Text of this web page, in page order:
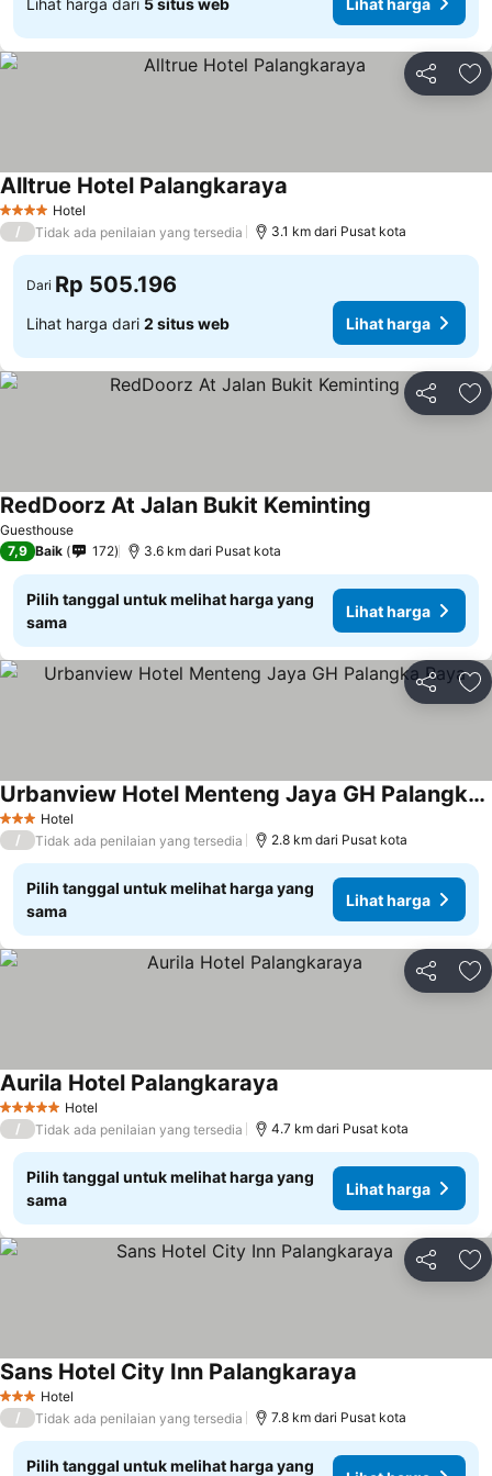
Bagikan
4 BintangHotel
Alltrue Hotel Palangkaraya
/ Tidak ada penilaian yang tersedia 3.1 km dari Pusat kota
Dari Rp 505.196
Lihat harga dari 2 situs web Lihat harga
Bagikan
Guesthouse
RedDoorz At Jalan Bukit Keminting
7,9 Baik 172 3.6 km dari Pusat kota
Pilih tanggal untuk melihat harga yang
sama
Lihat harga
Bagikan
3 BintangHotel
Urbanview Hotel Menteng Jaya GH Palangka Raya
/ Tidak ada penilaian yang tersedia 2.8 km dari Pusat kota
Pilih tanggal untuk melihat harga yang
sama
Lihat harga
Bagikan
5 Bintang Hotel
Aurila Hotel Palangkaraya
/ Tidak ada penilaian yang tersedia 4.7 km dari Pusat kota
Pilih tanggal untuk melihat harga yang
sama
Lihat harga
Bagikan
3 BintangHotel
Sans Hotel City Inn Palangkaraya
/ Tidak ada penilaian yang tersedia 7.8 km dari Pusat kota
Pilih tanggal untuk melihat harga yang